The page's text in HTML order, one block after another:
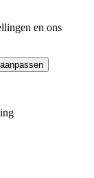
en ons